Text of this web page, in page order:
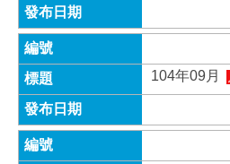
104年09月